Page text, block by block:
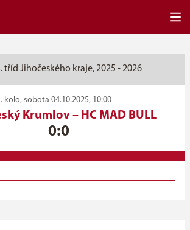
tříd Jihočeského kraje, 2025 - 2026
kolo, sobota 04.10.2025, 10:00
Krumlov – HC MAD BULL
0:0